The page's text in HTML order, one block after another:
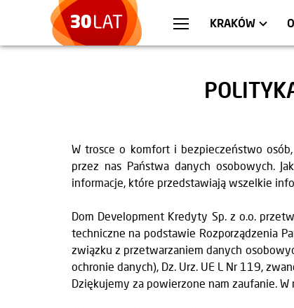
KRAKÓW
WARSZAWA
MIESZKANIA
W trosce o komfort i bezpieczeństwo
przez nas Państwa danych osobowych.
informacje, które przedstawiają wszelkie
Dom Development Kredyty Sp. z o.o.
techniczne na podstawie Rozporządzenia
związku z przetwarzaniem danych
ochronie danych), Dz. Urz. UE L Nr 119,
Dziękujemy za powierzone nam zaufanie.